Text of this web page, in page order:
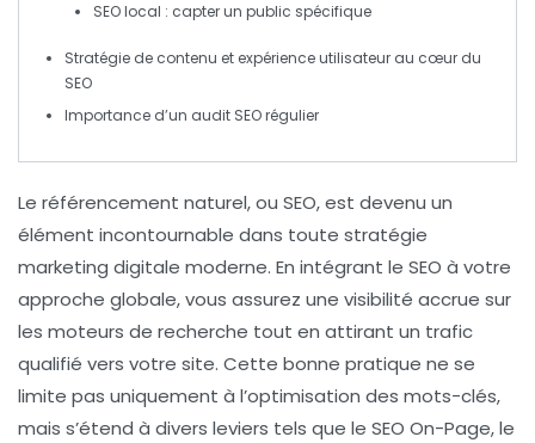
SEO local : capter un public spécifique
Stratégie de contenu et expérience utilisateur au cœur du
SEO
Importance d’un audit SEOrégulier
Le référencement naturel, ou SEO, est devenu un
élément incontournable dans toute stratégie
marketing digitale moderne. En intégrant le SEO à votre
approche globale, vous assurez une visibilité accrue sur
les moteurs de recherche tout en attirant un trafic
qualifié vers votre site. Cette bonne pratique ne se
limite pas uniquement à l’optimisation des mots-clés,
mais s’étend à divers leviers tels que le SEO On-Page, le